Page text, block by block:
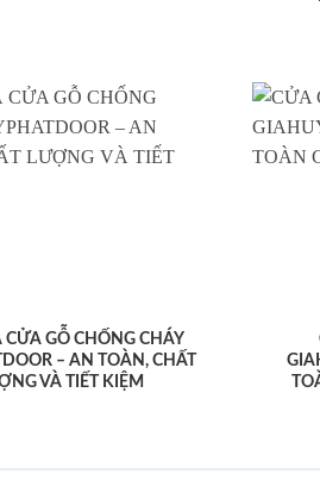
CỬA GỖ CHỐNG CHÁY
– AN TOÀN, CHẤT
VÀ TIẾT KIỆM